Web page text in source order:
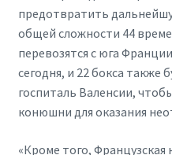
предотвратить
общей сложности 44
перевозятся с юга
сегодня, и 22 бокса также
госпиталь Валенсии,
конюшни для оказания
«Кроме того,